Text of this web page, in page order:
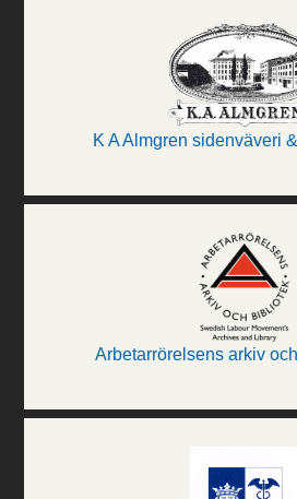
K A Almgren sidenväveri
Arbetarrörelsens arkiv